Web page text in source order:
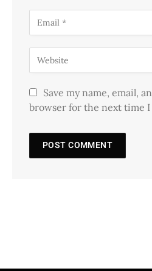
Save my name, email,
browser for the next time